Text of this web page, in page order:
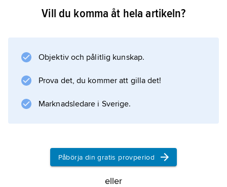
Inom neurofysiologin mäts ofta latenstider
nå syncentrum i hjärnbarken.
Information om artikeln
Vill du komma åt hela artikeln?
Objektiv och pålitlig kunskap.
Prova det, du kommer att gilla det!
Marknadsledare i Sverige.
Påbörja din gratis provperiod
eller